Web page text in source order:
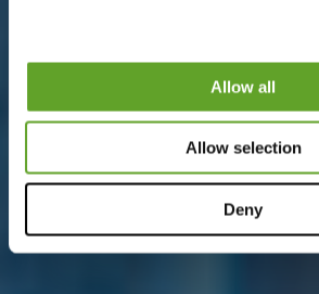
Allow all
Allow selection
Deny